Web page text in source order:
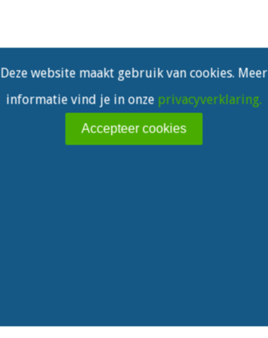
Deze website maakt gebruik van cookies. Meer
informatie vind je in onze privacyverklaring.
Accepteer cookies